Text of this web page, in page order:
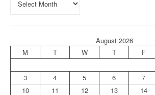
August 2026
M
T W T F
3
4 5 6 7
10
11 12 13 14